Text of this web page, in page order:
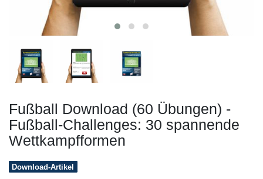
Fußball Download (60 Übungen) -
Fußball-Challenges: 30 spannende
Wettkampfformen
Download-Artikel